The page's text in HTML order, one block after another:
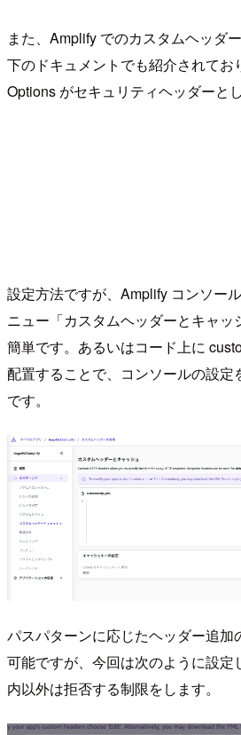
また、Amplify でのカスタムヘッダ
下のドキュメントでも紹介されてお
Options がセキュリティヘッダーと
設定方法ですが、Amplify コンソー
ニュー「カスタムヘッダーとキャ
簡単です。あるいはコード上に
配置することで、コンソールの設定
です。
パスパターンに応じたヘッダー追加
可能ですが、今回は次のように設定
内以外は拒否する制限をします。